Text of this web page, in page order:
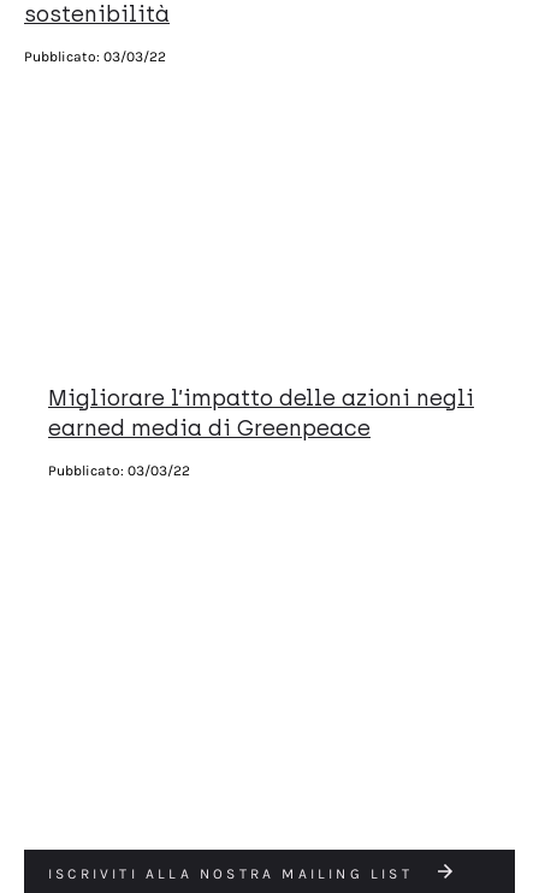
sostenibilità
Pubblicato: 03/03/22
Migliorare l’impatto delle azioni negli
earned media di Greenpeace
Pubblicato: 03/03/22
ISCRIVITI ALLA NOSTRA MAILING LIST